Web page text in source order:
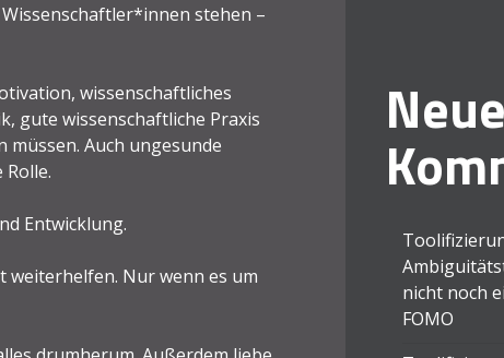
stehen –
wissenschaftliches
gute wissenschaftliche Praxis
müssen. Auch ungesunde
Entwicklung.
weiterhelfen. Nur wenn es um
nicht noch
FOMO